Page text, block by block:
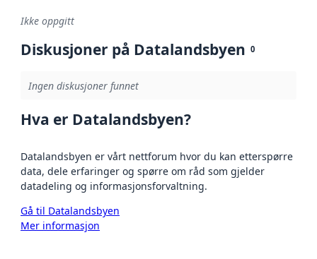
Ikke oppgitt
Diskusjoner på Datalandsbyen 0
Ingen diskusjoner funnet
Hva er Datalandsbyen?
Datalandsbyen er vårt nettforum hvor du kan etterspørre
data, dele erfaringer og spørre om råd som gjelder
datadeling og informasjonsforvaltning.
Gå til Datalandsbyen
Mer informasjon